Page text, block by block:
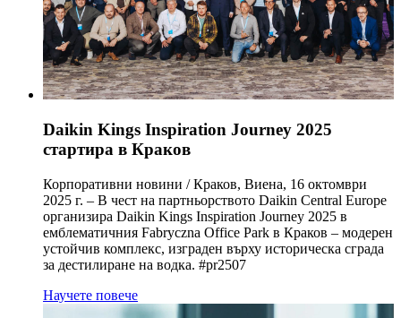
Daikin Kings Inspiration Journey 2025
стартира в Краков
Корпоративни новини / Краков, Виена, 16 октомври
2025 г. – В чест на партньорството Daikin Central Europe
организира Daikin Kings Inspiration Journey 2025 в
емблематичния Fabryczna Office Park в Краков – модерен
устойчив комплекс, изграден върху историческа сграда
за дестилиране на водка. #pr2507
Научете повече